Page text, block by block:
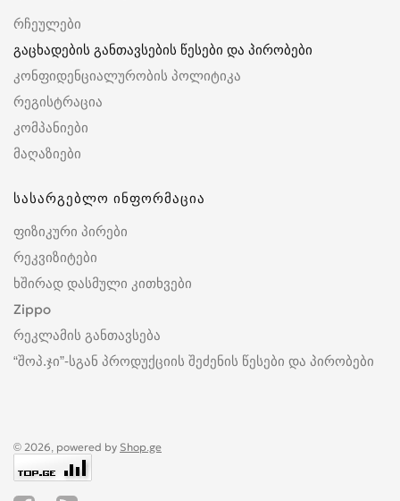
რჩეულები
გაცხადების განთავსების წესები და პირობები
კონფიდენციალურობის პოლიტიკა
რეგისტრაცია
კომპანიები
მაღაზიები
სასარგებლო ინფორმაცია
ფიზიკური პირები
რეკვიზიტები
ხშირად დასმული კითხვები
Zippo
რეკლამის განთავსება
“შოპ.ჯი”-სგან პროდუქციის შეძენის წესები და პირობები
© 2026, powered by Shop.ge